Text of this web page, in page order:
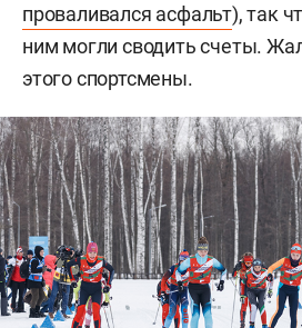
проваливался асфальт), так
ним могли сводить счеты.
этого спортсмены.